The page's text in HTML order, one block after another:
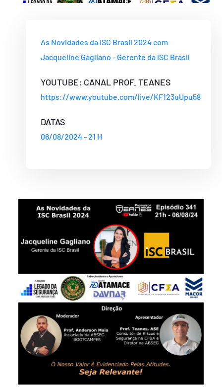
As Novidades da ISC Brasil 2024 com
Jacqueline Gagliano - Gerente da ISC Brasil
YOUTUBE: CANAL PROF. TEANES
https://www.youtube.com/live/KF123uUpu58
DATAS
06/08/2024 - 21 H